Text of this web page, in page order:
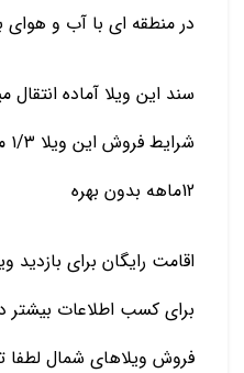
در منطقه ای با آب و هوای
سند این ویلا آماده انتقال
12ماهه بدون بهره
اقامت رایگان برای بازدید
برای کسب اطلاعات بیشتر
فروش ویلاهای شمال لطفا